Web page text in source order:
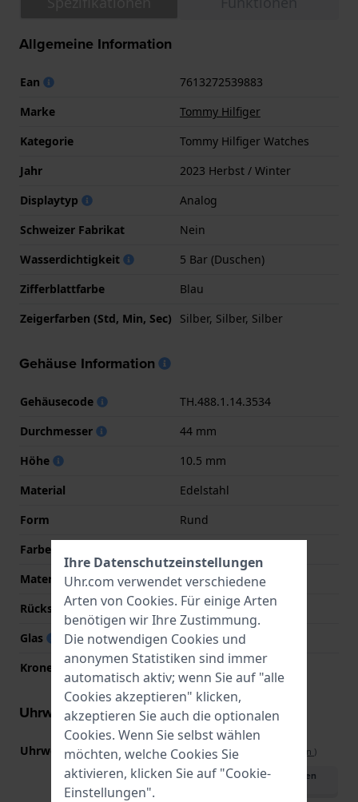
Allgemeine Information
Ean
7613272539883
Marke
Tommy Hilfiger
Kategorie
Tommy Hilfiger Watches
Jahr
2023 Herbst / Winter
Displaytyp
Analog
Schweizer Fabrikat
Nein
Wasserdichtigkeit
5 Bar (Duschen)
Zifferblattfarbe
Blau
Zeigerfarben (Std, Min, Sec)
Silber, Silber, Silber
Gehäuse Information
Gehäusecode
TH.488.1.14.3534
Durchmesser
44 mm
Höhe
10.5 mm
Material
Edelstahl
Form
Rund
Farbe
Material der Rückseite
Edelstahl
Rückseite
Druckdeckel
Glas
Mineral
Krone
Ziehkrone
Uhrwerk Informationen
Uhrwerks-Nummer VX9J(Spezifikationen ansehen )
Handbuch herunterladen
Ihre Datenschutzeinstellungen
Uhr.com verwendet verschiedene
Arten von Cookies. Für einige Arten
benötigen wir Ihre Zustimmung.
Die notwendigen Cookies und
anonymen Statistiken sind immer
automatisch aktiv; wenn Sie auf "alle
Cookies akzeptieren" klicken,
akzeptieren Sie auch die optionalen
Cookies. Wenn Sie selbst wählen
möchten, welche Cookies Sie
aktivieren, klicken Sie auf "Cookie-
Einstellungen".